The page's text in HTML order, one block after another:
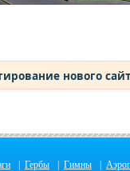
нового
Гербы Гимны